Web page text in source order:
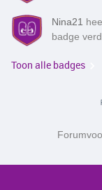
Nina21
badge
Toon alle badges